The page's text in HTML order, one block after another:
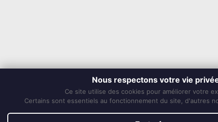
Nous respectons votre vie
Ce site utilise des cookies pour améliorer votre
Certains sont essentiels au fonctionnement du site, d'autres